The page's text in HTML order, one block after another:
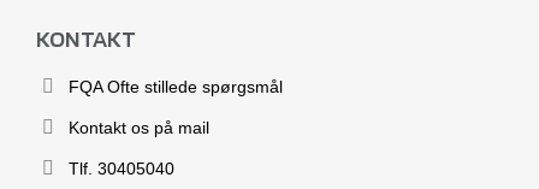
KONTAKT
FQA Ofte stillede spørgsmål
Kontakt os på mail
Tlf. 30405040